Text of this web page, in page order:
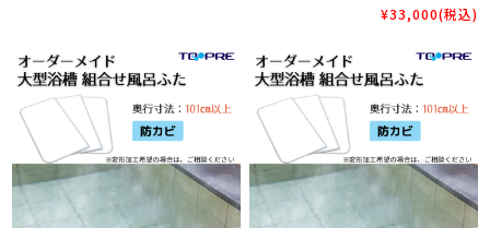
¥33,000(税込)